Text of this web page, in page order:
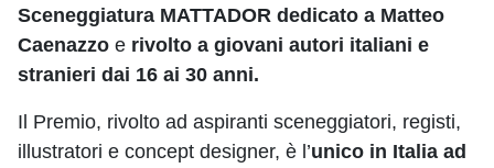
Sceneggiatura MATTADOR dedicato a Matteo
Caenazzo e rivolto a giovani autori italiani e
stranieri dai 16 ai 30 anni.
Il Premio, rivolto ad aspiranti sceneggiatori, registi,
illustratori e concept designer, è l’unico in Italia ad